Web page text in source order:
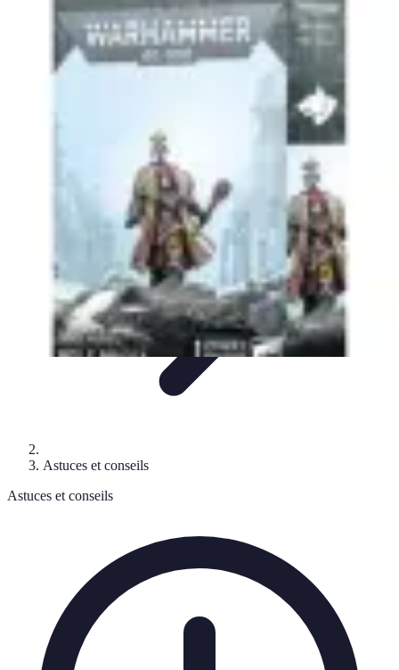
Astuces Jeux Société
Astuces et Stratégies tutoriels Stratégies de Jeu ComparatifsJeux en
Astuces et conseils
Astuces et conseils